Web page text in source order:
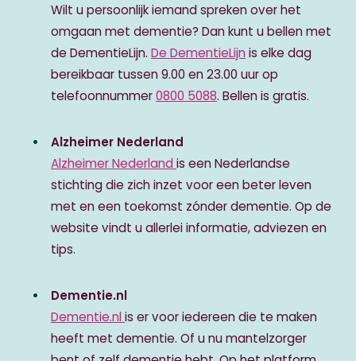
Wilt u persoonlijk iemand spreken over het
omgaan met dementie? Dan kunt u bellen met
de DementieLijn. De DementieLijn is elke dag
bereikbaar tussen 9.00 en 23.00 uur op
telefoonnummer0800 5088. Bellen is gratis.
Alzheimer Nederland
Alzheimer Nederland is een Nederlandse
stichting die zich inzet voor een beter leven
met en een toekomst zónder dementie. Op de
website vindt u allerlei informatie, adviezen en
tips.
Dementie.nl
Dementie.nl is er voor iedereen die te maken
heeft met dementie. Of u nu mantelzorger